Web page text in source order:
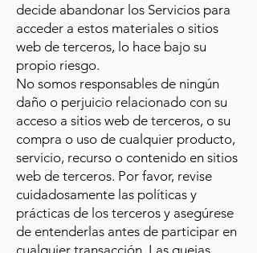
decide abandonar los Servicios para
acceder a estos materiales o sitios
web de terceros, lo hace bajo su
propio riesgo.
No somos responsables de ningún
daño o perjuicio relacionado con su
acceso a sitios web de terceros, o su
compra o uso de cualquier producto,
servicio, recurso o contenido en sitios
web de terceros. Por favor, revise
cuidadosamente las políticas y
prácticas de los terceros y asegúrese
de entenderlas antes de participar en
cualquier transacción. Las quejas,